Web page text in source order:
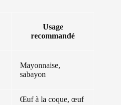
Usage
recommandé
Mayonnaise,
sabayon
Œuf à la coque, œuf